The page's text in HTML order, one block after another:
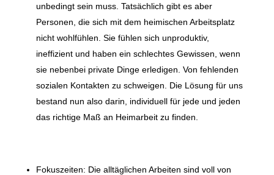
unbedingt sein muss. Tatsächlich gibt es aber
Personen, die sich mit dem heimischen Arbeitsplatz
nicht wohlfühlen. Sie fühlen sich unproduktiv,
ineffizient und haben ein schlechtes Gewissen, wenn
sie nebenbei private Dinge erledigen. Von fehlenden
sozialen Kontakten zu schweigen. Die Lösung für uns
bestand nun also darin, individuell für jede und jeden
das richtige Maß an Heimarbeit zu finden.
Fokuszeiten: Die alltäglichen Arbeiten sind voll von